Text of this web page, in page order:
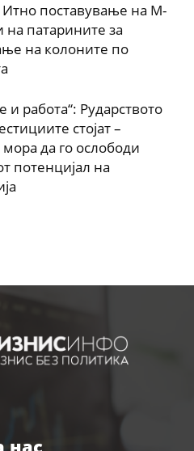
Итно поставување на М-
на патарините за
на колоните по
и работа“: Рударството
стојат –
да го ослободи
потенцијал на